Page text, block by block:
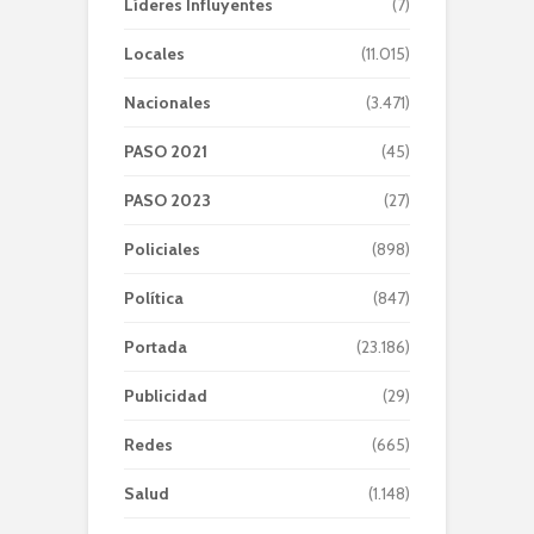
Líderes Influyentes (7)
Locales (11.015)
Nacionales (3.471)
PASO 2021 (45)
PASO 2023 (27)
Policiales (898)
Política (847)
Portada (23.186)
Publicidad (29)
Redes (665)
Salud (1.148)